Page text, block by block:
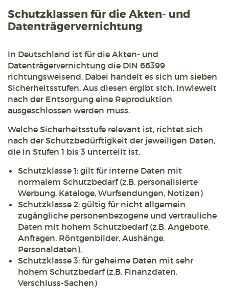
Schutzklassen für die Akten- und
Datenträgervernichtung
In Deutschland ist für die Akten- und
Datenträgervernichtung die DIN 66399
richtungsweisend. Dabei handelt es sich um sieben
Sicherheitsstufen. Aus diesen ergibt sich, inwieweit
nach der Entsorgung eine Reproduktion
ausgeschlossen werden muss.
Welche Sicherheitsstufe relevant ist, richtet sich
nach der Schutzbedürftigkeit der jeweiligen Daten,
die in Stufen 1 bis 3 unterteilt ist.
Schutzklasse 1: gilt für interne Daten mit
normalem Schutzbedarf (z.B. personalisierte
Werbung, Kataloge, Wurfsendungen, Notizen)
Schutzklasse 2: gültig für nicht allgemein
zugängliche personenbezogene und vertrauliche
Daten mit hohem Schutzbedarf (z.B. Angebote,
Anfragen, Röntgenbilder, Aushänge,
Personaldaten),
Schutzklasse 3: für geheime Daten mit sehr
hohem Schutzbedarf (z.B. Finanzdaten,
Verschluss-Sachen)